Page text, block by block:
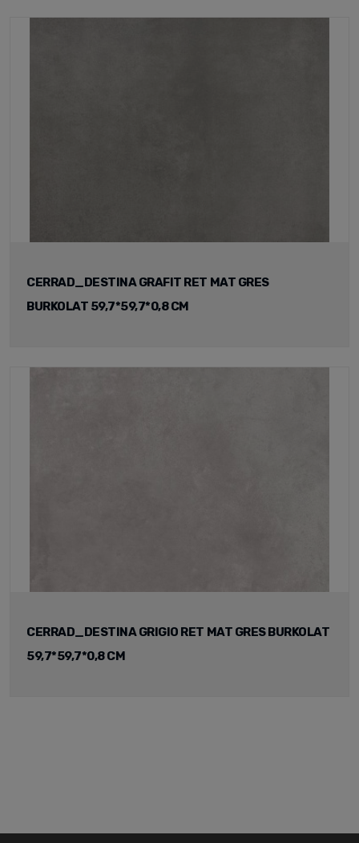
CERRAD_DESTINA GRAFIT RET MAT GRES
BURKOLAT 59,7*59,7*0,8 CM
CERRAD_DESTINA GRIGIO RET MAT GRES BURKOLAT
59,7*59,7*0,8 CM